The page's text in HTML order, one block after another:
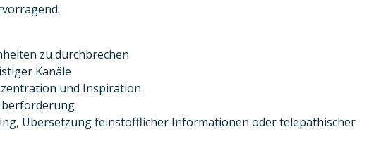
zu durchbrechen
Kanäle
und Inspiration
Übersetzung feinstofflicher Informationen oder telepathischer